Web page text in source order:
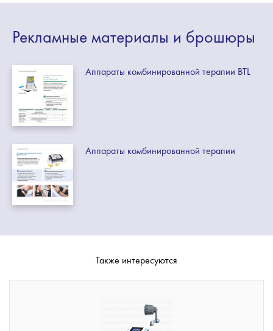
Рекламные материалы и брошюры
Аппараты комбинированной терапии BTL
Аппараты комбинированной терапии
Также интересуются